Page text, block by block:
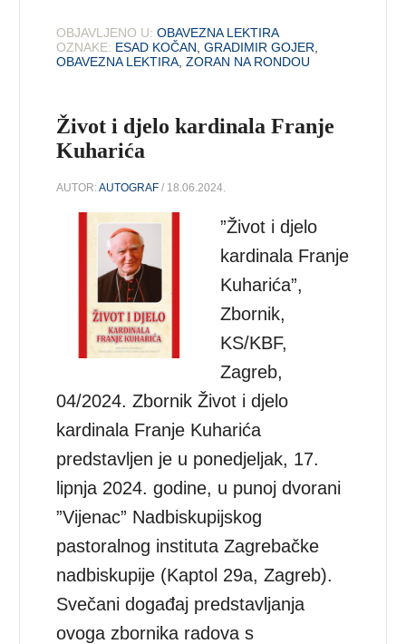
OBJAVLJENO U: OBAVEZNA LEKTIRA
OZNAKE: ESAD KOČAN ,GRADIMIR GOJER
OBAVEZNA LEKTIRA ,ZORAN NA RONDOU
Život i djelo kardinala Franje
Kuharića
AUTOR:AUTOGRAF / 18.06.2024.
”Život i djelo
kardinala Franje
Kuharića”,
Zbornik,
KS/KBF,
Zagreb,
04/2024. Zbornik Život i djelo
kardinala Franje Kuharića
predstavljen je u ponedjeljak, 17.
lipnja 2024. godine, u punoj dvorani
”Vijenac” Nadbiskupijskog
pastoralnog instituta Zagrebačke
nadbiskupije (Kaptol 29a, Zagreb).
Svečani događaj predstavljanja
ovoga zbornika radova s